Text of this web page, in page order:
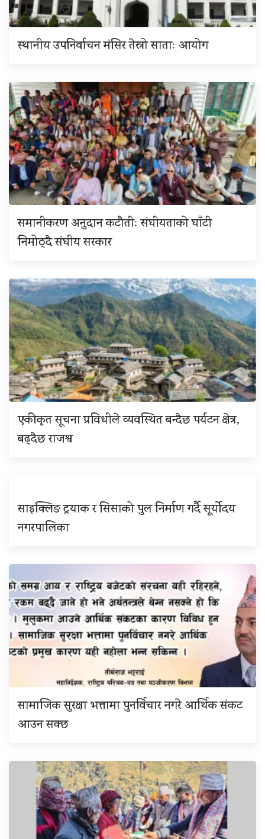
स्थानीय उपनिर्वाचन मंसिर तेस्रो साताः आयोग
समानीकरण अनुदान कटौतीः संघीयताको घाँटी
निमोठ्दै संघीय सरकार
एकीकृत सूचना प्रविधीले व्यवस्थित बन्दैछ पर्यटन क्षेत्र,
बढ्दैछ राजश्व
साइक्लिङ ट्रयाक र सिसाको पुल निर्माण गर्दै सूर्योदय
नगरपालिका
सामाजिक सुरक्षा भत्तामा पुनर्विचार नगरे आर्थिक संकट
आउन सक्छ